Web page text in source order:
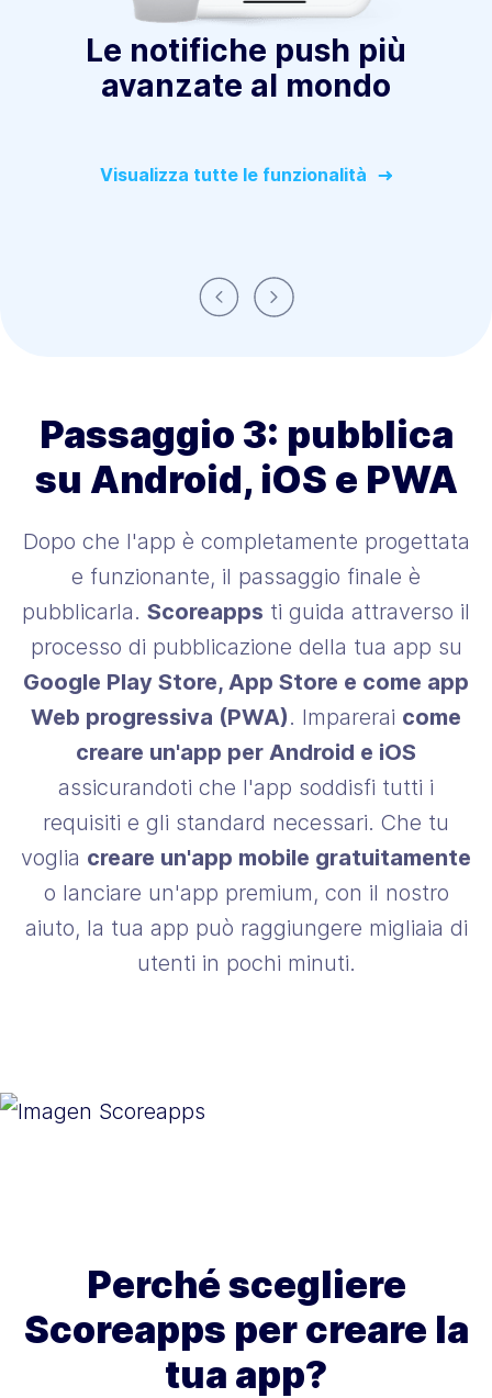
Le notifiche push più
avanzate al mondo
Visualizza tutte le funzionalità
PrecedenteSuccessivo
Passaggio 3: pubblica
su Android, iOS e PWA
Dopo che l'app è completamente progettata
e funzionante, il passaggio finale è
pubblicarla. Scoreapps ti guida attraverso il
processo di pubblicazione della tua app su
Google Play Store, App Store e come app
Web progressiva (PWA). Imparerai come
creare un'app per Android e iOS
assicurandoti che l'app soddisfi tutti i
requisiti e gli standard necessari. Che tu
voglia creare un'app mobile gratuitamente
o lanciare un'app premium, con il nostro
aiuto, la tua app può raggiungere migliaia di
utenti in pochi minuti.
Perché scegliere
Scoreapps per creare la
tua app?